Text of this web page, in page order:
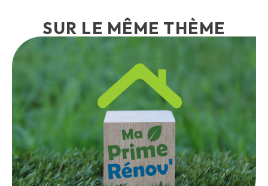
SUR LE MÊME THÈME